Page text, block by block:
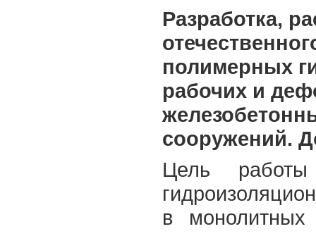
Разработка,
полимерных
рабочих и
сооружений.
Цель
в монолитных